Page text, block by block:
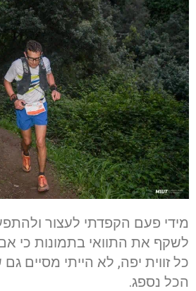
מידי פעם הקפדתי לעצור
לשקף את התוואי בתמונות כי
כל זווית יפה, לא הייתי מסיים
הכל נספג.